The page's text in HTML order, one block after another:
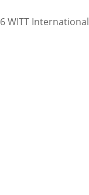
WITT International